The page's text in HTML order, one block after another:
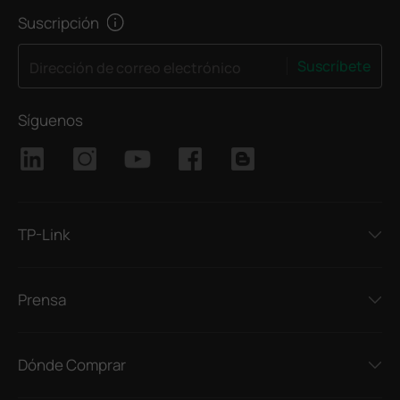
Suscripción
Suscríbete
Síguenos
TP-Link
Prensa
Dónde Comprar